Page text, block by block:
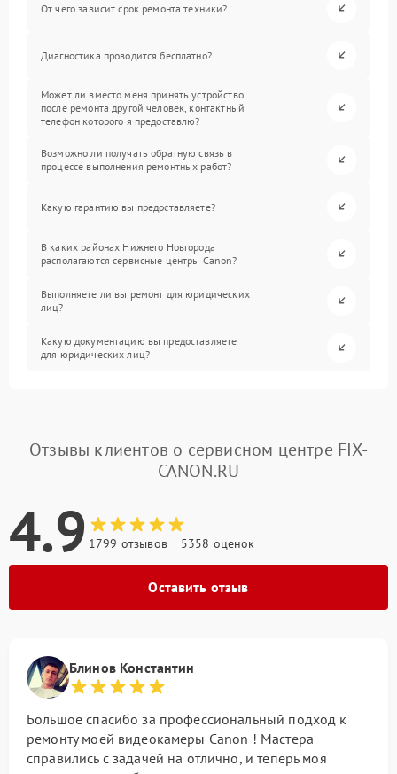
От чего зависит срок ремонта техники?
Диагностика проводится бесплатно?
Может ли вместо меня принять устройство
после ремонта другой человек, контактный
телефон которого я предоставлю?
Возможно ли получать обратную связь в
процессе выполнения ремонтных работ?
Какую гарантию вы предоставляете?
В каких районах Нижнего Новгорода
располагаются сервисные центры Canon?
Выполняете ли вы ремонт для юридических
лиц?
Какую документацию вы предоставляете
для юридических лиц?
Отзывы клиентов о сервисном центре FIX-
CANON.RU
4.9 1799 отзывов 5358 оценок
Оставить отзыв
Блинов Константин
Большое спасибо за профессиональный подход к
ремонту моей видеокамеры Canon ! Мастера
справились с задачей на отлично, и теперь моя